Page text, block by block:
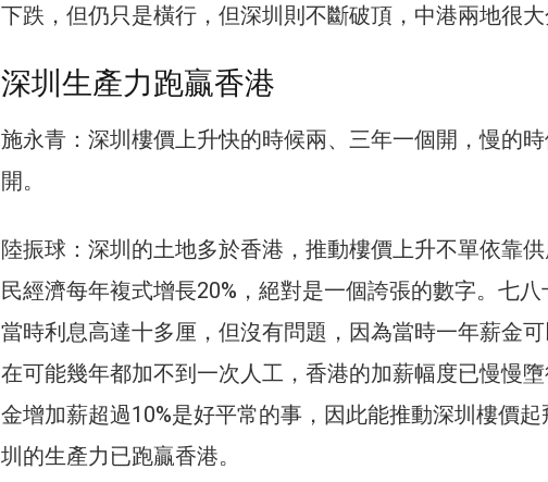
下跌，但仍只是橫行，但深圳則不斷破頂，中港兩地很大
深圳生產力跑贏香港
施永青：深圳樓價上升快的時候兩、三年一個開，慢的
開。
陸振球：深圳的土地多於香港，推動樓價上升不單依靠
民經濟每年複式增長20%，絕對是一個誇張的數字。七八
當時利息高達十多厘，但沒有問題，因為當時一年薪金
在可能幾年都加不到一次人工，香港的加薪幅度已慢慢
金增加薪超過10%是好平常的事，因此能推動深圳樓價
圳的生產力已跑贏香港。